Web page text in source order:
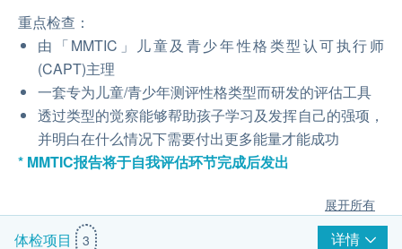
重点检查：
由「MMTIC」儿童及青少年性格类型认可执行师
(CAPT)主理
一套专为儿童/青少年测评性格类型而研发的评估工具
透过类型的觉察能够帮助孩子学习及发挥自己的强项，
并明白在什么情况下需要付出更多能量才能成功
* MMTIC报告将于自我评估环节完成后发出
展开所有
体检项目 3 详情